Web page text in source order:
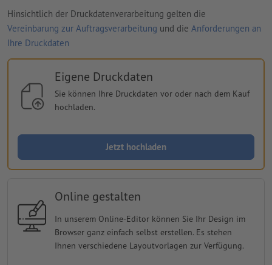
Hinsichtlich der Druckdatenverarbeitung gelten die
Vereinbarung zur Auftragsverarbeitung und die Anforderungen an
Ihre Druckdaten
Eigene Druckdaten
Sie können Ihre Druckdaten vor oder nach dem Kauf
hochladen.
Jetzt hochladen
Online gestalten
In unserem Online-Editor können Sie Ihr Design im
Browser ganz einfach selbst erstellen. Es stehen
Ihnen verschiedene Layoutvorlagen zur Verfügung.